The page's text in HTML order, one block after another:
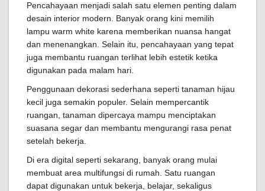
Pencahayaan menjadi salah satu elemen penting dalam
desain interior modern. Banyak orang kini memilih
lampu warm white karena memberikan nuansa hangat
dan menenangkan. Selain itu, pencahayaan yang tepat
juga membantu ruangan terlihat lebih estetik ketika
digunakan pada malam hari.
Penggunaan dekorasi sederhana seperti tanaman hijau
kecil juga semakin populer. Selain mempercantik
ruangan, tanaman dipercaya mampu menciptakan
suasana segar dan membantu mengurangi rasa penat
setelah bekerja.
Di era digital seperti sekarang, banyak orang mulai
membuat area multifungsi di rumah. Satu ruangan
dapat digunakan untuk bekerja, belajar, sekaligus